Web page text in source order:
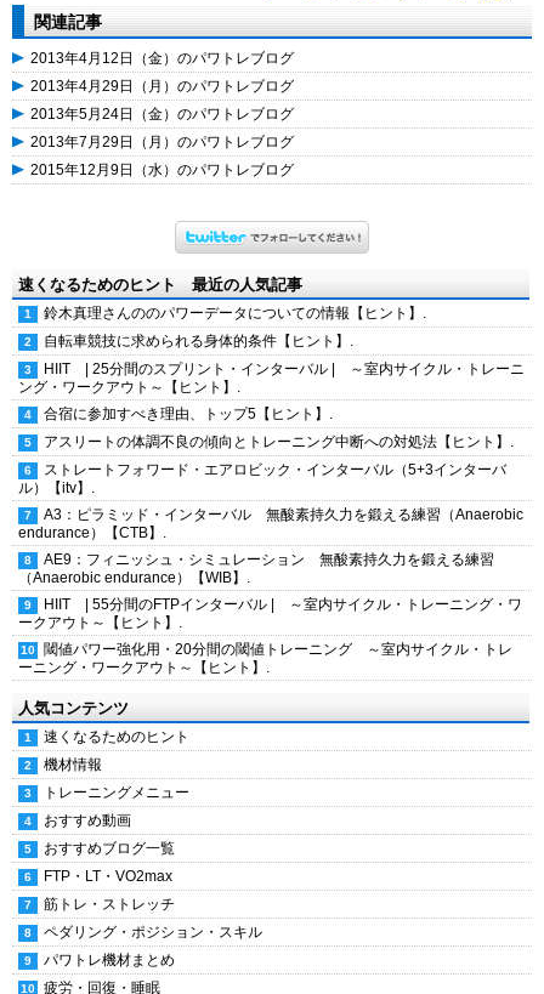
関連記事
2013年4月12日（金）のパワトレブログ
2013年4月29日（月）のパワトレブログ
2013年5月24日（金）のパワトレブログ
2013年7月29日（月）のパワトレブログ
2015年12月9日（水）のパワトレブログ
速くなるためのヒント 最近の人気記事
鈴木真理さんののパワーデータについての情報【ヒント】.
自転車競技に求められる身体的条件【ヒント】.
HIIT | 25分間のスプリント・インターバル | ～室内サイクル・トレーニ
ング・ワークアウト～【ヒント】.
合宿に参加すべき理由、トップ5【ヒント】.
アスリートの体調不良の傾向とトレーニング中断への対処法【ヒント】.
ストレートフォワード・エアロビック・インターバル（5+3インターバ
ル）【itv】.
A3：ピラミッド・インターバル 無酸素持久力を鍛える練習（Anaerobic
endurance）【CTB】.
AE9：フィニッシュ・シミュレーション 無酸素持久力を鍛える練習
（Anaerobic endurance）【WIB】.
HIIT | 55分間のFTPインターバル | ～室内サイクル・トレーニング・ワ
ークアウト～【ヒント】.
閾値パワー強化用・20分間の閾値トレーニング ～室内サイクル・トレ
ーニング・ワークアウト～【ヒント】.
人気コンテンツ
速くなるためのヒント
機材情報
トレーニングメニュー
おすすめ動画
おすすめブログ一覧
FTP・LT・VO2max
筋トレ・ストレッチ
ペダリング・ポジション・スキル
パワトレ機材まとめ
疲労・回復・睡眠